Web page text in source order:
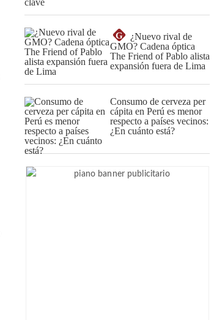
G
¿Nuevo rival de
GMO? Cadena óptica
The Friend of Pablo alista
expansión fuera de Lima
Consumo de cerveza per
cápita en Perú es menor
respecto a países vecinos:
¿En cuánto está?